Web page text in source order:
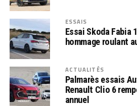
ESSAIS
Essai Skoda Fabia
hommage roulant
ACTUALITÉS
Palmarès essais
Renault Clio 6
annuel